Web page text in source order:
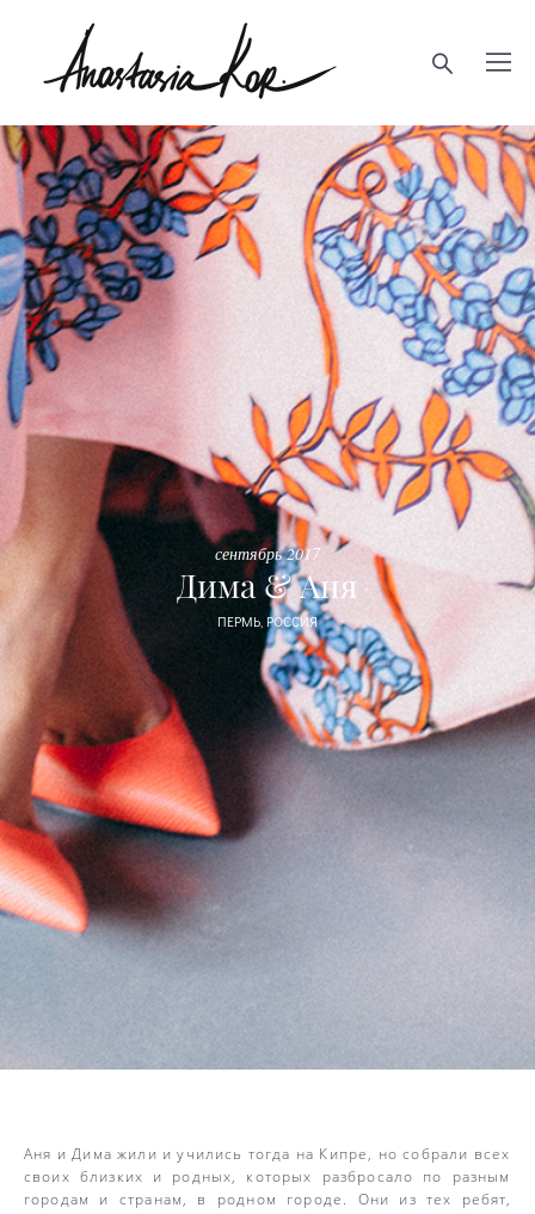
сентябрь 2017
Дима & Аня
ПЕРМЬ, РОССИЯ
Аня и Дима жили и учились тогда на Кипре, но собрали всех
своих близких и родных, которых разбросало по разным
городам и странам, в родном городе. Они из тех ребят,